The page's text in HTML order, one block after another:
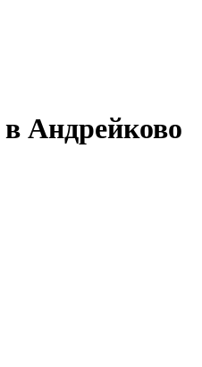
Андрейково